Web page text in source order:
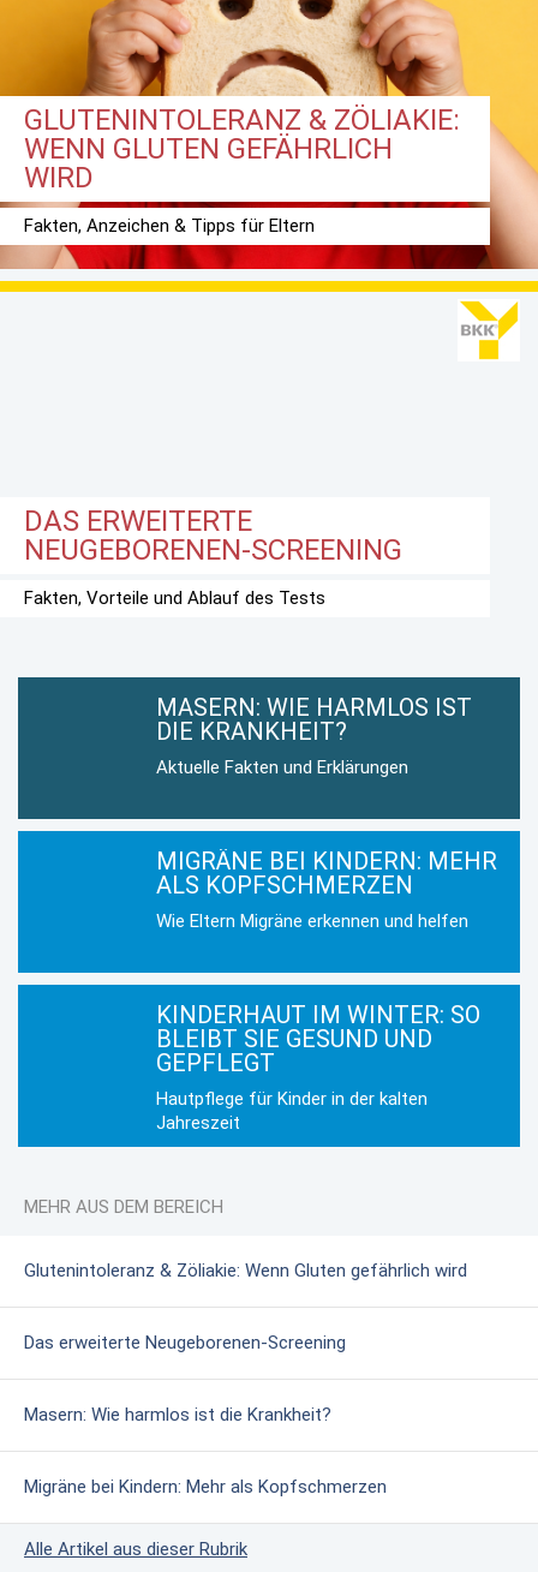
GLUTENINTOLERANZ & ZÖLIAKIE:
WENN GLUTEN GEFÄHRLICH
WIRD
Fakten, Anzeichen & Tipps für Eltern
DAS ERWEITERTE
NEUGEBORENEN-SCREENING
Fakten, Vorteile und Ablauf des Tests
MASERN: WIE HARMLOS IST
DIE KRANKHEIT?
Aktuelle Fakten und Erklärungen
MIGRÄNE BEI KINDERN: MEHR
ALS KOPFSCHMERZEN
Wie Eltern Migräne erkennen und helfen
KINDERHAUT IM WINTER: SO
BLEIBT SIE GESUND UND
GEPFLEGT
Hautpflege für Kinder in der kalten
Jahreszeit
MEHR AUS DEM BEREICH
Glutenintoleranz & Zöliakie: Wenn Gluten gefährlich wird
Das erweiterte Neugeborenen-Screening
Masern: Wie harmlos ist die Krankheit?
Migräne bei Kindern: Mehr als Kopfschmerzen
Alle Artikel aus dieser Rubrik